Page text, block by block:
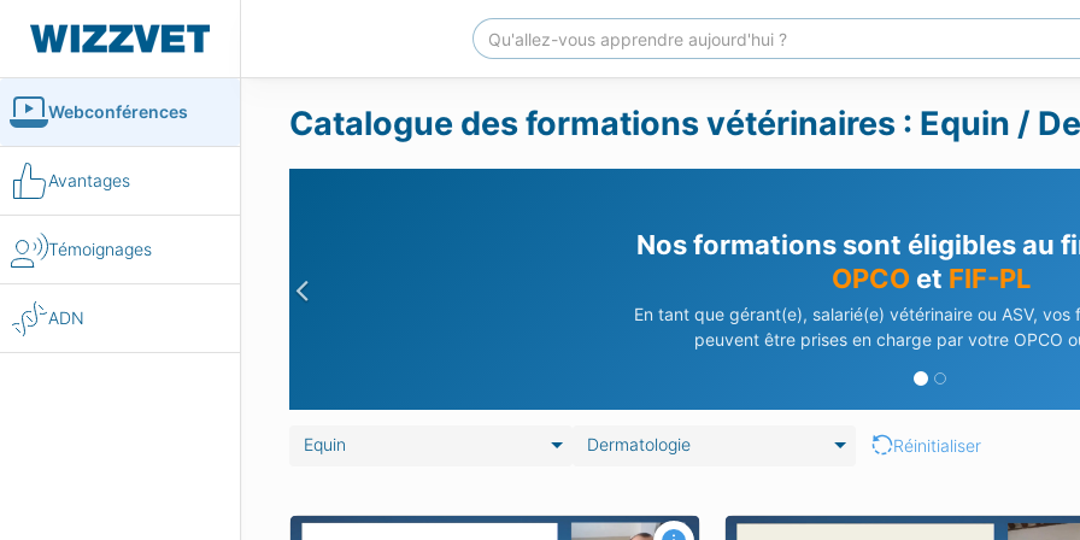
Webconférences
Avantages
Témoignages
ADN
Catalogue des formations vétérinaires : Equin /
Nos formations sont éligibles au
OPCO et FIF-PL
En tant que gérant(e), salarié(e) vétérinaire ou ASV,
peuvent être prises en charge par votre OPCO
Previous
Equin Dermatologie Réinitialiser